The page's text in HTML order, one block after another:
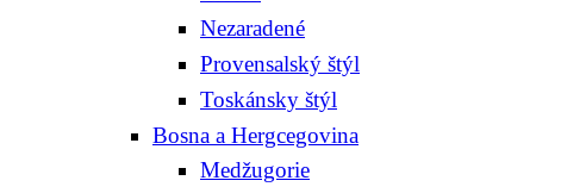
Nezaradené
Provensalský štýl
Toskánsky štýl
Bosna a Hergcegovina
Medžugorie